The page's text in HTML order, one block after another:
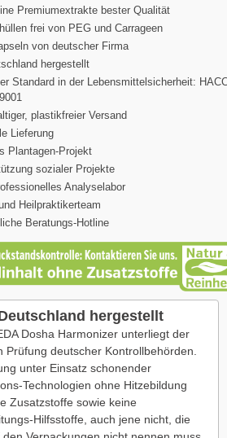
Premiumextrakte bester Qualität
frei von PEG und Carrageen
von deutscher Firma
hergestellt
Standard in der Lebensmittelsicherheit:
plastikfreier Versand
Lieferung
Plantagen-Projekt
sozialer Projekte
Analyselabor
Heilpraktikerteam
Beratungs-Hotline
hergestellt
Dosha Harmonizer unterliegt der
Prüfung deutscher Kontrollbehörden.
unter Einsatz schonender
Technologien ohne Hitzebildung
Zusatzstoffe sowie keine
Hilfsstoffe, auch jene nicht, die